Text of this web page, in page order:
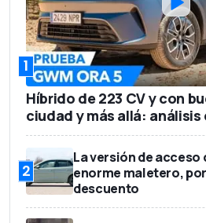
Número de asientos 2
Precio base
1
Híbrido de 223 CV y con
ciudad y más allá: análisis
2
La versión de acceso
enorme maletero,
descuento